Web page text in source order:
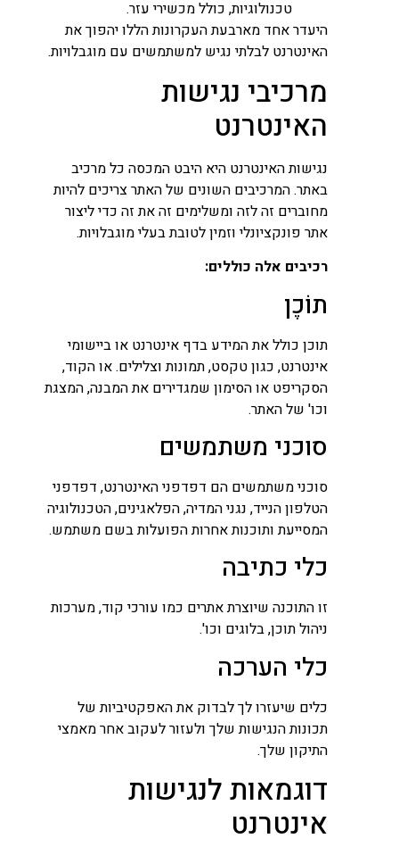
טכנולוגיות, כולל מכשירי עזר.
היעדר אחד מארבעת העקרונות הללו יהפוך את
האינטרנט לבלתי נגיש למשתמשים עם מוגבלויות.
מרכיבי נגישות
האינטרנט
נגישות האינטרנט היא היבט המכסה כל מרכיב
באתר. המרכיבים השונים של האתר צריכים להיות
מחוברים זה לזה ומשלימים זה את זה כדי ליצור
אתר פונקציונלי וזמין לטובת בעלי מוגבלויות.
רכיבים אלה כוללים:
תוֹכֶן
תוכן כולל את המידע בדף אינטרנט או ביישומי
אינטרנט, כגון טקסט, תמונות וצלילים. או הקוד,
הסקריפט או הסימון שמגדירים את המבנה, המצגת
וכו' של האתר.
סוכני משתמשים
סוכני משתמשים הם דפדפני האינטרנט, דפדפני
הטלפון הנייד, נגני המדיה, הפלאגינים, הטכנולוגיה
המסייעת ותוכנות אחרות הפועלות בשם משתמש.
כלי כתיבה
זו התוכנה שיוצרת אתרים כמו עורכי קוד, מערכות
ניהול תוכן, בלוגים וכו'.
כלי הערכה
כלים שיעזרו לך לבדוק את האפקטיביות של
תכונות הנגישות שלך ולעזור לעקוב אחר מאמצי
התיקון שלך.
דוגמאות לנגישות
אינטרנט